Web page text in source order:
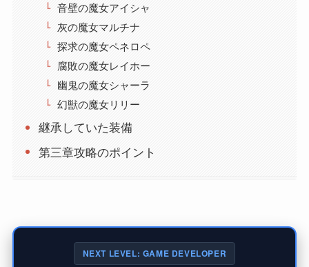
音壁の魔女アイシャ
灰の魔女マルチナ
探求の魔女ペネロペ
腐敗の魔女レイホー
幽鬼の魔女シャーラ
幻獣の魔女リリー
継承していた装備
第三章攻略のポイント
NEXT LEVEL: GAME DEVELOPER